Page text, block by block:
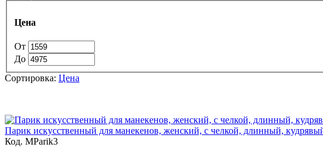
Цена
От
До
Сортировка: Цена
Парик искусственный для манекенов, женский, с челкой, длинный,
Код. MParik3